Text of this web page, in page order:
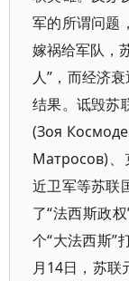
军的所谓问题
嫁祸给军队，
人”，而经济
结果。诋毁苏
(Зоя
Матросов)
近卫军等苏联
了“法西斯政
个“大法西斯”
月14日，苏